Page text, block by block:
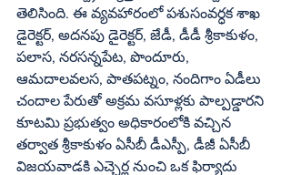
తెలిసింది. ఈ వ్యవహారంలో పశుసంవర్ధక శాఖ
డైరెక్టర్‌, అదనపు డైరెక్టర్‌, జేడీ, డీడీ శ్రీకాకుళం,
పలాస, నరసన్నపేట, పొందూరు,
ఆమదాలవలస, పాతపట్నం, నందిగాం ఏడీలు
చందాల పేరుతో అక్రమ వసూళ్లకు పాల్పడ్డారని
కూటమి ప్రభుత్వం అధికారంలోకి వచ్చిన
తర్వాత శ్రీకాకుళం ఏసీబీ డీఎస్పీ, డీజీ ఏసీబీ
విజయవాడకి ఎచ్చెర్ల నుంచి ఒక ఫిర్యాదు